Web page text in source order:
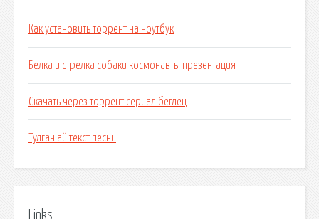
Как установить торрент на ноутбук
Белка и стрелка собаки космонавты презентация
Скачать через торрент сериал беглец
Тулган ай текст песни
Links